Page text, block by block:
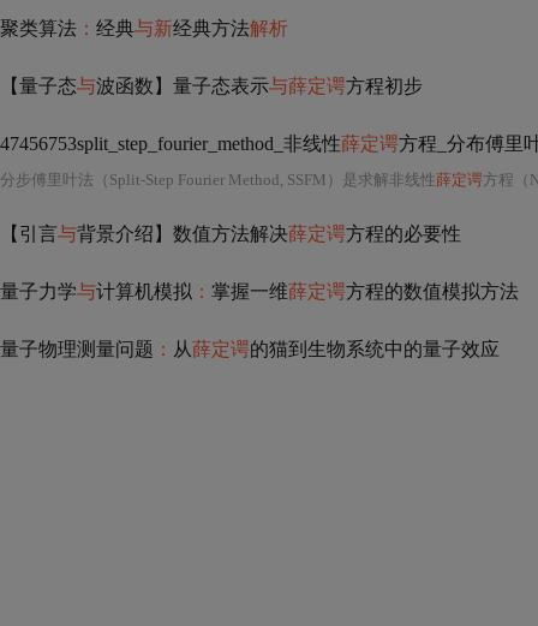
聚类算法 ： 经典与新经典方法解析
【量子态与波函数】量子态表示与薛定谔方程初步
47456753split_step_fourier_method_非线性薛定谔方程_分布傅里
分步傅里叶法（Split-Step Fourier Method, SSFM）是求解非线性薛定谔方程（Nonlinear
【引言与背景介绍】数值方法解决薛定谔方程的必要性
量子力学与计算机模拟 ： 掌握一维薛定谔方程的数值模拟方法
量子物理测量问题 ： 从薛定谔的猫到生物系统中的量子效应